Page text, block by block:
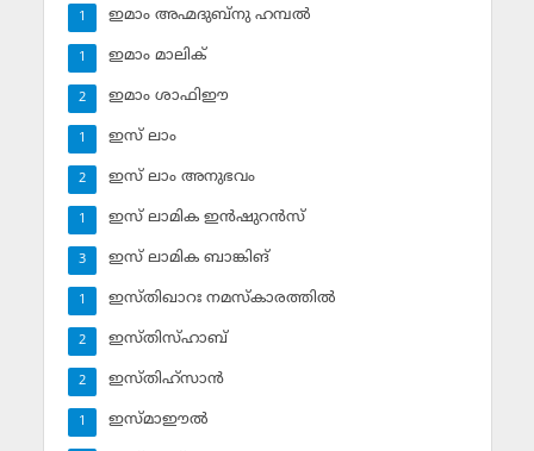
ഇമാം അഹ്മദുബ്‌നു ഹമ്പല്‍
1
ഇമാം മാലിക്
1
ഇമാം ശാഫിഈ
2
ഇസ് ലാം
1
ഇസ് ലാം അനുഭവം
2
ഇസ് ലാമിക ഇന്‍ഷുറന്‍സ്‌
1
ഇസ് ലാമിക ബാങ്കിങ്‌
3
ഇസ്തിഖാറഃ നമസ്‌കാരത്തില്‍
1
ഇസ്തിസ്ഹാബ്
2
ഇസ്തിഹ്‌സാന്‍
2
ഇസ്മാഈല്‍
1